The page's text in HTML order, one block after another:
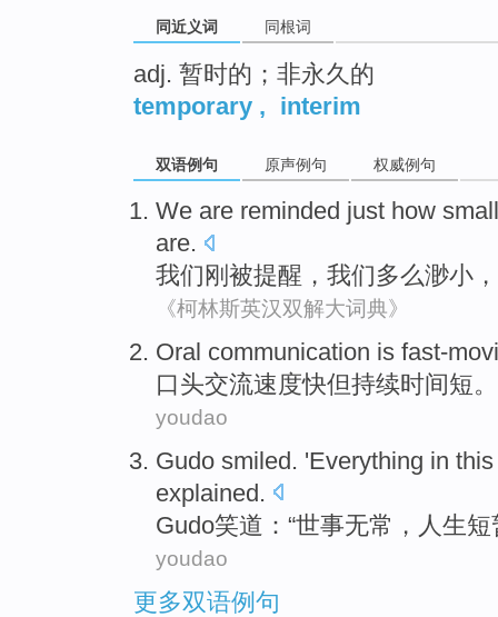
同近义词 同根词
adj. 暂时的；非永久的
temporary , interim
双语例句 原声例句 权威例句
We are reminded just how small
are.
我们 刚 被提醒 ，我们多么渺小
《柯林斯英汉双解大词典》
Oral communication is fast-
口头交流速度快但持续时间短。
youdao
Gudo smiled. 'Everything in
explained.
Gudo笑道 ：“世事无常， 人生短
youdao
更多双语例句